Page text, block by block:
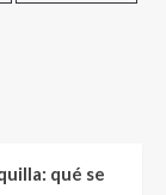
qué se